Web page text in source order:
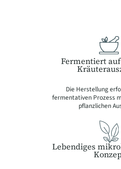
Fermentiert
Die Herstellung
fermentativen Prozess
pflanzlichen
Lebendiges